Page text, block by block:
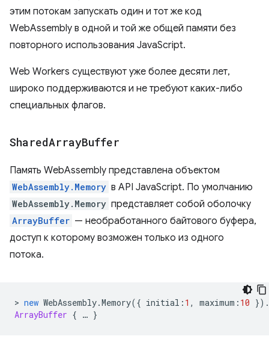
этим потокам запускать один и тот же код
WebAssembly в одной и той же общей памяти без
повторного использования JavaScript.
Web Workers существуют уже более десяти лет,
широко поддерживаются и не требуют каких-либо
специальных флагов.
SharedArrayBuffer
Память WebAssembly представлена ​​объектом
WebAssembly.Memory в API JavaScript. По умолчанию
WebAssembly.Memory представляет собой оболочку
ArrayBuffer — необработанного байтового буфера,
доступ к которому возможен только из одного
потока.
> new WebAssembly.Memory({ initial : 1 , maximum : 10 }).
ArrayBuffer { … }